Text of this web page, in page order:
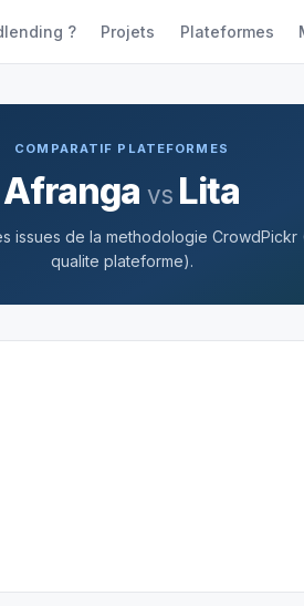
? Projets Plateformes
COMPARATIF PLATEFORMES
Afrangavs Lita
issues de la methodologie
qualite plateforme).